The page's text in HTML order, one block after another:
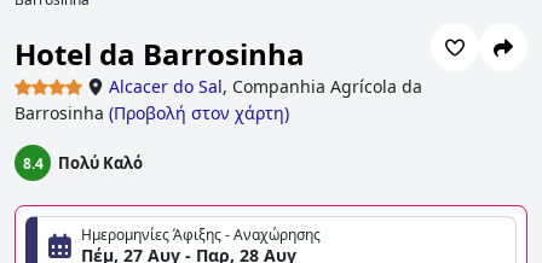
Hotel da Barrosinha
Alcacer do Sal, Companhia Agrícola da
Barrosinha (Προβολή στον χάρτη)
8.4 Πολύ Καλό
Ημερομηνίες Άφιξης - Αναχώρησης
Πέμ, 27 Αυγ - Παρ, 28 Αυγ